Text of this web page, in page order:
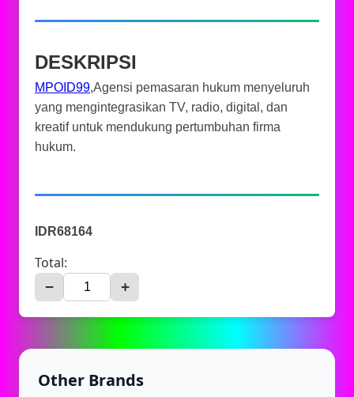
DESKRIPSI
MPOID99,Agensi pemasaran hukum menyeluruh
yang mengintegrasikan TV, radio, digital, dan
kreatif untuk mendukung pertumbuhan firma
hukum.
IDR68164
Total:
− +
Other Brands